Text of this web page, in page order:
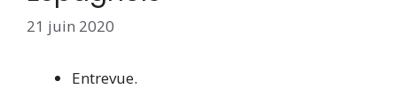
21 juin 2020
Entrevue.